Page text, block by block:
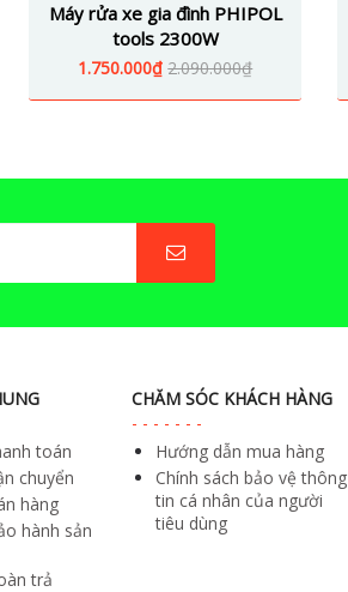
Máy rửa xe gia đình PHIPOL
tools 2300W
1.750.000₫ 2.090.000₫
toán
chuyển
hàng
hành sản
trả
CHĂM SÓC KHÁCH HÀNG
Hướng dẫn mua hàng
Chính sách bảo vệ thông
tin cá nhân của người
tiêu dùng